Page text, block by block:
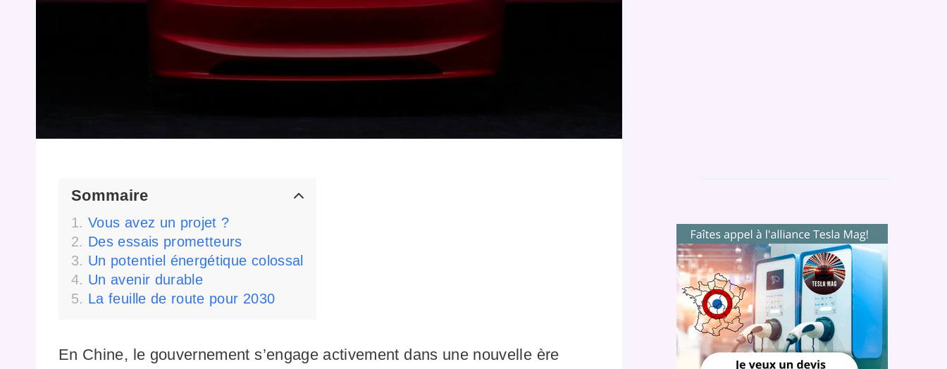
Sommaire
Vous avez un projet ?
Des essais prometteurs
Un potentiel énergétique colossal
Un avenir durable
La feuille de route pour 2030
En Chine, le gouvernement s’engage activement dans une nouvelle ère